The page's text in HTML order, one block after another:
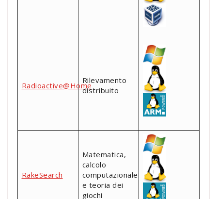
Radioactive@Home
Rilevamento
distribuito
RakeSearch
Matematica,
calcolo
computazionale
e teoria dei
giochi